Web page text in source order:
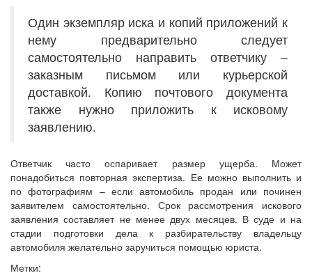
Один экземпляр иска и копий приложений к
нему предварительно следует
самостоятельно направить ответчику –
заказным письмом или курьерской
доставкой. Копию почтового документа
также нужно приложить к исковому
заявлению.
Ответчик часто оспаривает размер ущерба. Может
понадобиться повторная экспертиза. Ее можно выполнить и
по фотографиям – если автомобиль продан или починен
заявителем самостоятельно. Срок рассмотрения искового
заявления составляет не менее двух месяцев. В суде и на
стадии подготовки дела к разбирательству владельцу
автомобиля желательно заручиться помощью юриста.
Метки: